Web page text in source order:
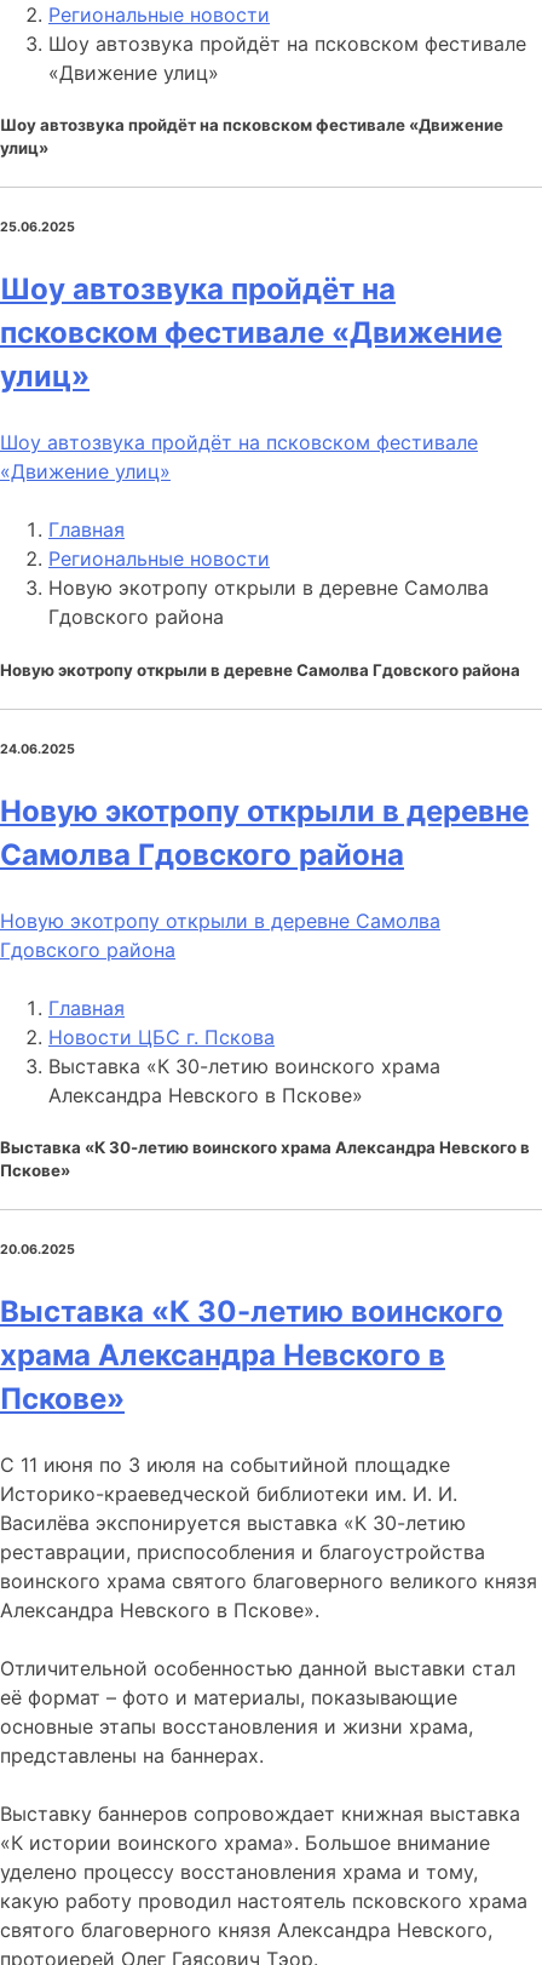
Региональные новости
Шоу автозвука пройдёт на псковском фестивале
«Движение улиц»
Шоу автозвука пройдёт на псковском фестивале «Движение
улиц»
25.06.2025
Шоу автозвука пройдёт на
псковском фестивале «Движение
улиц»
Шоу автозвука пройдёт на псковском фестивале
«Движение улиц»
Главная
Региональные новости
Новую экотропу открыли в деревне Самолва
Гдовского района
Новую экотропу открыли в деревне Самолва Гдовского района
24.06.2025
Новую экотропу открыли в деревне
Самолва Гдовского района
Новую экотропу открыли в деревне Самолва
Гдовского района
Главная
Новости ЦБС г. Пскова
Выставка «К 30-летию воинского храма
Александра Невского в Пскове»
Выставка «К 30-летию воинского храма Александра Невского в
Пскове»
20.06.2025
Выставка «К 30-летию воинского
храма Александра Невского в
Пскове»
С 11 июня по 3 июля на событийной площадке
Историко-краеведческой библиотеки им. И. И.
Василёва экспонируется выставка «К 30-летию
реставрации, приспособления и благоустройства
воинского храма святого благоверного великого князя
Александра Невского в Пскове».
Отличительной особенностью данной выставки стал
её формат – фото и материалы, показывающие
основные этапы восстановления и жизни храма,
представлены на баннерах.
Выставку баннеров сопровождает книжная выставка
«К истории воинского храма». Большое внимание
уделено процессу восстановления храма и тому,
какую работу проводил настоятель псковского храма
святого благоверного князя Александра Невского,
протоиерей Олег Гаясович Тэор.